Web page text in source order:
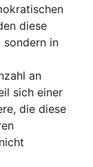
diese
in
an
sich einer
die diese